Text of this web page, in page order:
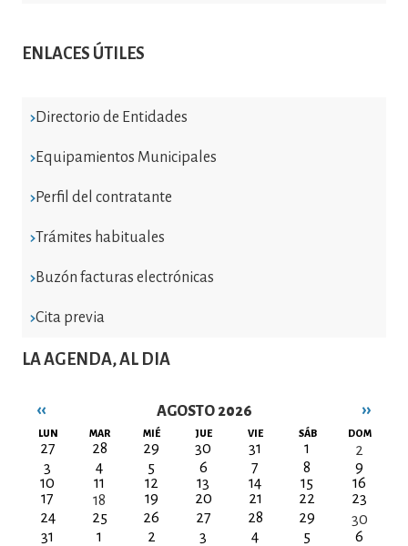
ENLACES ÚTILES
Directorio de Entidades
Equipamientos Municipales
Perfil del contratante
Trámites habituales
Buzón facturas electrónicas
Cita previa
LA AGENDA, AL DIA
AGOSTO 2026
Paginación
‹‹ ››
LUN MAR MIÉ JUE VIE SÁB DOM
27 28 29 30 31 1
2
3
4 5 6 7 8
9
10
11 12 13 14 15
16
17
18 19 20 21 22
23
24
25 26 27 28 29
30
31
1 2 3 4 5 6